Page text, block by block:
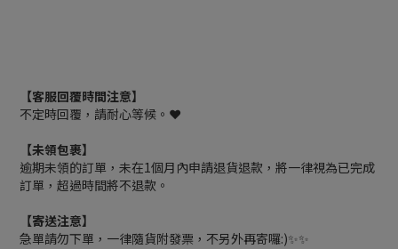
【客服回覆時間注意】
不定時回覆，請耐心等候。❤️
【未領包裹】
逾期未領的訂單，未在1個月內申請退貨退款，將一律視為已完成
訂單，超過時間將不退款。
【寄送注意】
急單請勿下單，一律隨貨附發票，不另外再寄囉:)✨✨